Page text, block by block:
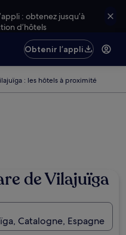
: obtenez jusqu’à
d’hôtels
Obtenir l’appli
: les hôtels à proximité
de Vilajuïga
Catalogne, Espagne